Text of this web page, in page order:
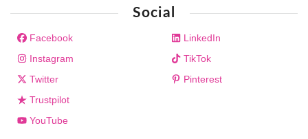
Social
Facebook
Instagram
Twitter
Trustpilot
YouTube
LinkedIn
TikTok
Pinterest